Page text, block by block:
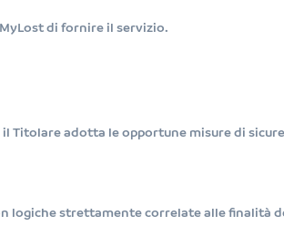
di fornire il servizio.
adotta le opportune misure di
logiche strettamente correlate alle finalità